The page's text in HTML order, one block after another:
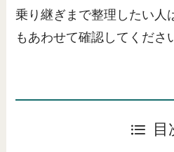
乗り継ぎまで整理したい人
もあわせて確認してくださ
目